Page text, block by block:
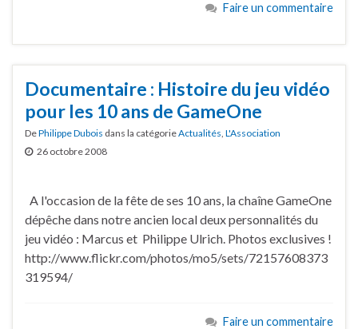
Faire un commentaire
Documentaire : Histoire du jeu vidéo
pour les 10 ans de GameOne
DePhilippe Dubois dans la catégorieActualités L'Association
26 octobre 2008
A l'occasion de la fête de ses 10 ans, la chaîne GameOne
dépêche dans notre ancien local deux personnalités du
jeu vidéo : Marcus et Philippe Ulrich. Photos exclusives !
http://www.flickr.com/photos/mo5/sets/72157608373
319594/
Faire un commentaire